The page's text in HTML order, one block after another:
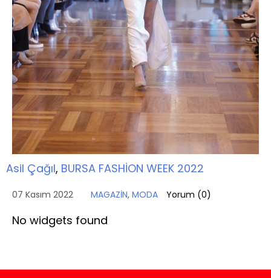
Asil Çağıl, BURSA FASHİON WEEK 2022
07 Kasım 2022 MAGAZİN, MODA Yorum (0)
No widgets found